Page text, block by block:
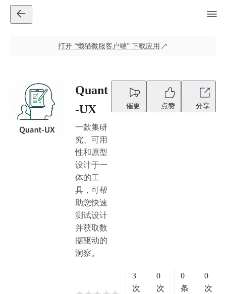
打开 “懒猫微服客户端” 下载应用
Quant
-UX
一款集研
究、可用
性和原型
设计于一
体的工
具，可帮
助您快速
测试设计
并获取数
据驱动的
洞察。
催更 点赞 分享
3
次
0
次
0
条
0
次